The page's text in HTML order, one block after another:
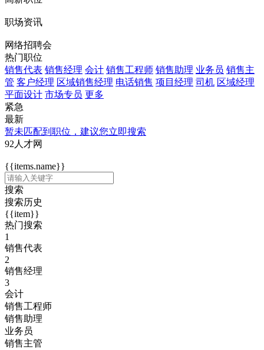
职场资讯
网络招聘会
热门职位
销售代表 销售经理 会计 销售工程师 销售助理 业务员 销售主
管 客户经理 区域销售经理 电话销售 项目经理 司机 区域经理
平面设计 市场专员 更多
紧急
最新
暂未匹配到职位，建议您立即搜索
92人才网
{{items.name}}
搜索
搜索历史
{{item}}
热门搜索
1
销售代表
2
销售经理
3
会计
销售工程师
销售助理
业务员
销售主管